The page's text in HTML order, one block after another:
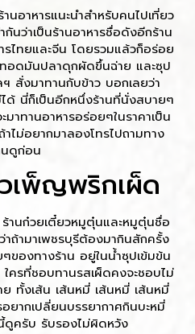
านอาหารแนะนำสำหรับคนไปเที่ยว
กันว่าเป็นร้านอาหารชื่อดังอีกร้าน
ไทยและจีน โดยรวมแล้วก็อร่อย
อดมันปลาดุกผัดขึ้นฉ่าย และซุป
สั่งมาทานกับข้าว บอกเลยว่า
ด้ นี่ก็เป็นอีกหนึ่งร้านที่นั่งสบายๆ
มาทานอาหารอร่อยๆในราคาเป็น
ไม่อยากมาลองโทรไปถามทาง
นดูก่อน
เพ็ญพริกเผ็ด
ร้านก๋วยเตี๋ยวหมูตุ๋นและหมูตุ๋นชื่อ
ถ้ามาเพชรบุรีต้องมากินสักครั้ง
ของทางร้าน อยู่ในน้ำซุปเข้มข้น
ครที่ชอบทานรสเผ็ดคงจะชอบไม่
ทั้งเส้น เส้นหมี่ เส้นหมี่ เส้นหมี่
ยากเปลี่ยนบรรยากาศกินบะหมี่
ดูครับ รับรองไม่ผิดหวัง